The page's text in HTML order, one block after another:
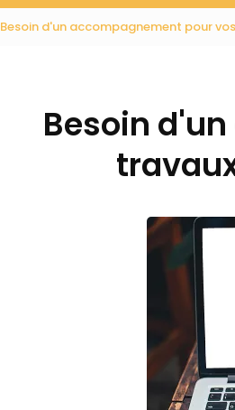
Besoin d'un accompagnement pour
Besoin